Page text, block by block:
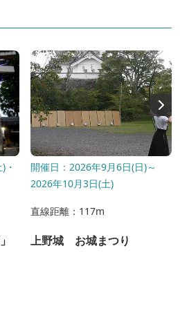
・
開催日：2026年9月6日(日)～
2026年10月3日(土)
直線距離：117m
上野城 お城まつり